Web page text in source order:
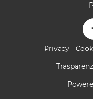
Privacy -